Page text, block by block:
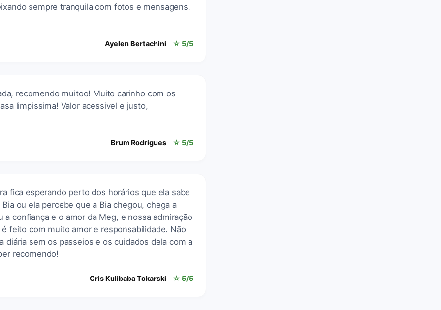
sempre tranquila com fotos e mensagens.
Ayelen Bertachini ☆ 5/5
recomendo muitoo! Muito carinho com os
limpissima! Valor acessivel e justo,
Brum Rodrigues ☆ 5/5
fica esperando perto dos horários que ela sabe
ou ela percebe que a Bia chegou, chega a
a confiança e o amor da Meg, e nossa admiração
feito com muito amor e responsabilidade. Não
diária sem os passeios e os cuidados dela com a
recomendo!
Cris Kulibaba Tokarski ☆ 5/5